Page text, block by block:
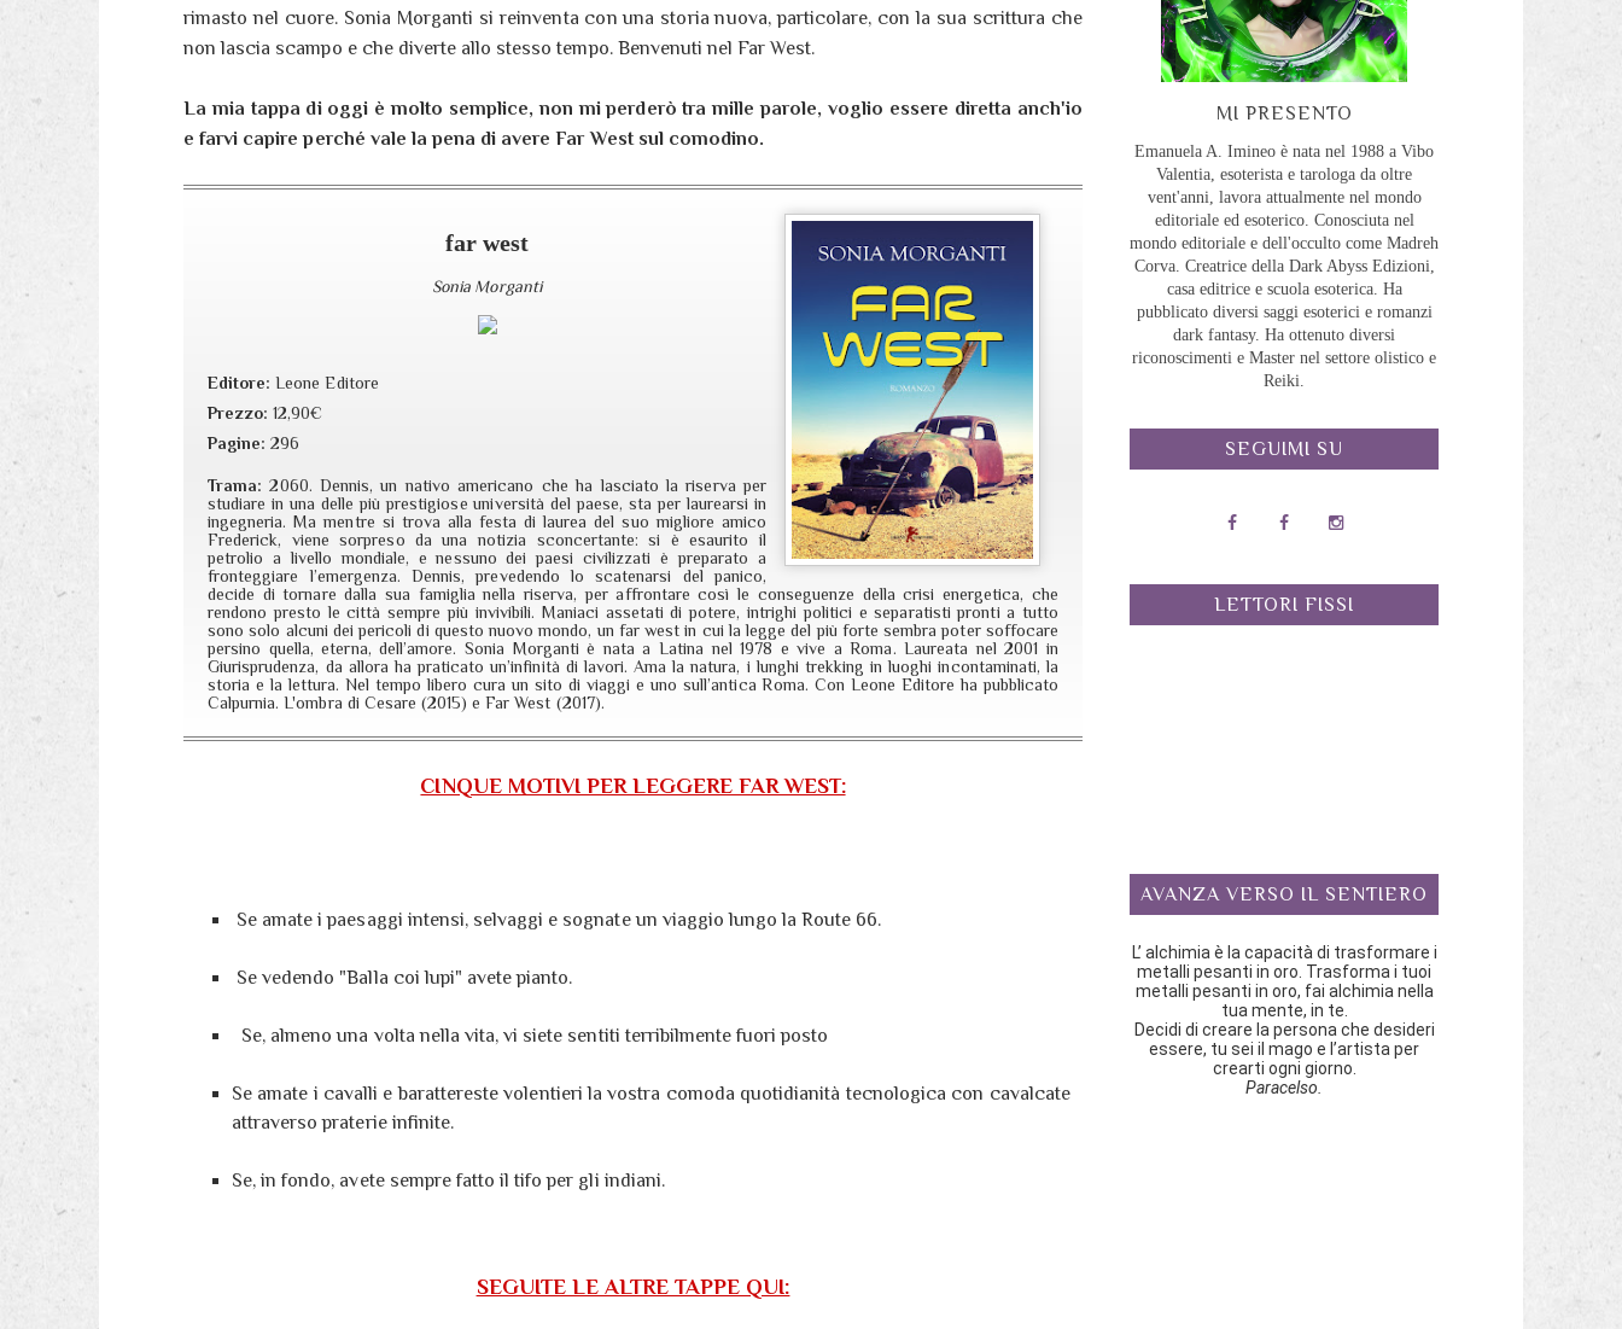
rimasto nel cuore. Sonia Morganti si reinventa con una storia nuova, particolare, con la sua scrittura che
non lascia scampo e che diverte allo stesso tempo. Benvenuti nel Far West.
La mia tappa di oggi è molto semplice, non mi perderò tra mille parole, voglio essere diretta anch'io
e farvi capire perché vale la pena di avere Far West sul comodino.
far west
Sonia Morganti
Editore:Leone Editore
Prezzo:12,90€
Pagine:296
Trama:2060. Dennis, un nativo americano che ha lasciato la riserva per
studiare in una delle più prestigiose università del paese, sta per laurearsi in
ingegneria. Ma mentre si trova alla festa di laurea del suo migliore amico
Frederick, viene sorpreso da una notizia sconcertante: si è esaurito il
petrolio a livello mondiale, e nessuno dei paesi civilizzati è preparato a
fronteggiare l’emergenza. Dennis, prevedendo lo scatenarsi del panico,
decide di tornare dalla sua famiglia nella riserva, per affrontare così le conseguenze della crisi energetica, che
rendono presto le città sempre più invivibili. Maniaci assetati di potere, intrighi politici e separatisti pronti a tutto
sono solo alcuni dei pericoli di questo nuovo mondo, un far west in cui la legge del più forte sembra poter soffocare
persino quella, eterna, dell’amore. Sonia Morganti è nata a Latina nel 1978 e vive a Roma. Laureata nel 2001 in
Giurisprudenza, da allora ha praticato un’infinità di lavori. Ama la natura, i lunghi trekking in luoghi incontaminati, la
storia e la lettura. Nel tempo libero cura un sito di viaggi e uno sull’antica Roma. Con Leone Editore ha pubblicato
Calpurnia. L'ombra di Cesare (2015) e Far West (2017).
CINQUE MOTIVI PER LEGGERE FAR WEST:
Se amate i paesaggi intensi, selvaggi e sognate un viaggio lungo la Route 66.
Se vedendo "Balla coi lupi" avete pianto.
Se, almeno una volta nella vita, vi siete sentiti terribilmente fuori posto
Se amate i cavalli e barattereste volentieri la vostra comoda quotidianità tecnologica con cavalcate
attraverso praterie infinite.
Se, in fondo, avete sempre fatto il tifo per gli indiani.
SEGUITE LE ALTRE TAPPE QUI:
MI PRESENTO
Emanuela A. Imineo è nata nel 1988 a Vibo
Valentia, esoterista e tarologa da oltre
vent'anni, lavora attualmente nel mondo
editoriale ed esoterico. Conosciuta nel
mondo editoriale e dell'occulto come Madreh
Corva. Creatrice della Dark Abyss Edizioni,
casa editrice e scuola esoterica. Ha
pubblicato diversi saggi esoterici e romanzi
dark fantasy. Ha ottenuto diversi
riconoscimenti e Master nel settore olistico e
Reiki.
SEGUIMI SU
LETTORI FISSI
AVANZA VERSO IL SENTIERO
L’ alchimia è la capacità di trasformare i
metalli pesanti in oro. Trasforma i tuoi
metalli pesanti in oro, fai alchimia nella
tua mente, in te.
Decidi di creare la persona che desideri
essere, tu sei il mago e l’artista per
crearti ogni giorno.
Paracelso.